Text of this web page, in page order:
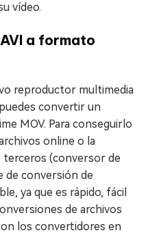
vídeo.
a formato
reproductor multimedia
convertir un
MOV. Para conseguirlo
online o la
(conversor de
de conversión de
ya que es rápido, fácil
de archivos
los convertidores en